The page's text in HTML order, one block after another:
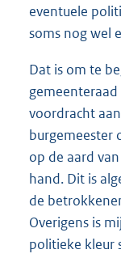
eventuele
soms nog wel
Dat is om te
voordracht
burgemeester
op de aard
hand. Dit is
de
Overigens is
politieke kleur